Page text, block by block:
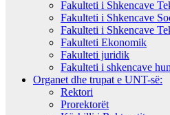
Fakulteti i Shkencave
Fakulteti i Shkencave
Fakulteti i Shkencave
Fakulteti Ekonomik
Fakulteti juridik
Fakulteti i shkencave
Organet dhe trupat e UNT-së:
Rektori
Prorektorët